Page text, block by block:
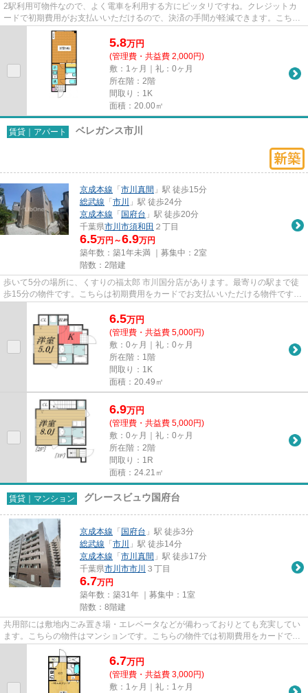
2駅利用可物件なので、よく電車を利用する方にピッタリですね。クレジットカ
ードで初期費用がお支払いいただけるので、決済の手間が軽減できます。こちら
はマンションタイプになります...
5.8万円
(管理費・共益費 2,000円)
敷：1ヶ月｜礼：0ヶ月
所在階：2階
間取り：1K
面積：20.00㎡
賃貸｜アパート ベレガンス市川
京成本線 「 市川真間 」駅 徒歩15分
総武線 「 市川
」駅 徒歩24分
京成本線 「 国府台 」駅 徒歩20分
千葉県市川市須和田 ２丁目
6.5万円～6.9万円
築年数：築1年未満 ｜募集中： 2室
階数：2階建
歩いて5分の場所に、くすりの福太郎 市川国分店があります。最寄りの駅まで徒
歩15分の物件です。こちらは初期費用をカードでお支払いいただける物件です。
6.5万円
(管理費・共益費 5,000円)
敷：0ヶ月｜礼：0ヶ月
所在階：1階
間取り：1K
面積：20.49㎡
6.9万円
(管理費・共益費 5,000円)
敷：0ヶ月｜礼：0ヶ月
所在階：2階
間取り：1R
面積：24.21㎡
賃貸｜マンション グレースビュウ国府台
京成本線 「 国府台 」駅 徒歩3分
総武線 「 市川
」駅 徒歩14分
京成本線 「 市川真間 」駅 徒歩17分
千葉県市川市市川 ３丁目
6.7万円
築年数：築31年 ｜募集中： 1室
階数：8階建
共用部には敷地内ごみ置き場・エレベータなどが備わっておりとても充実してい
ます。こちらの物件はマンションです。こちらの物件では初期費用をカードでお
支払いいただけます。2駅利用...
6.7万円
(管理費・共益費 3,000円)
敷：1ヶ月｜礼：1ヶ月